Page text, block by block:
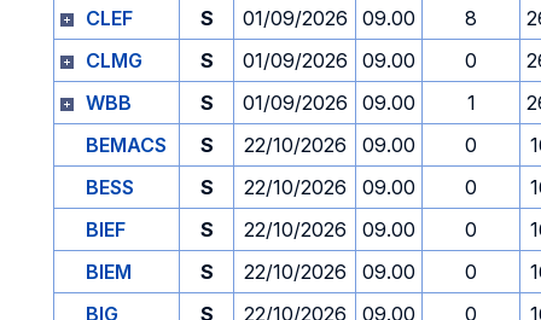
CLEF
S 01/09/2026 09.00 8
CLMG
S 01/09/2026 09.00 0
WBB
S 01/09/2026 09.00 1
BEMACS
S 22/10/2026 09.00 0
BESS
S 22/10/2026 09.00 0
BIEF
S 22/10/2026 09.00 0
BIEM
S 22/10/2026 09.00 0
BIG
S 22/10/2026 09.00 0